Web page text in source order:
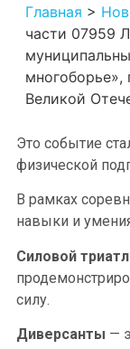
Главная >
части 07959
Великой
Это событие
физической
В рамках
навыки и
Силовой
силу.
Диверсанты —